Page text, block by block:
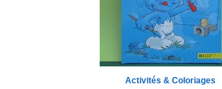
Activités & Coloriages